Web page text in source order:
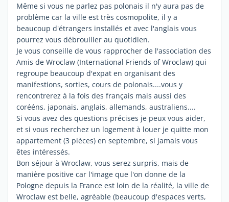
Même si vous ne parlez pas polonais il n'y aura pas de
problème car la ville est très cosmopolite, il y a
beaucoup d'étrangers installés et avec l'anglais vous
pourrez vous débrouiller au quotidien.
Je vous conseille de vous rapprocher de l'association des
Amis de Wroclaw (International Friends of Wroclaw) qui
regroupe beaucoup d'expat en organisant des
manifestions, sorties, cours de polonais....vous y
rencontrerez à la fois des français mais aussi des
corééns, japonais, anglais, allemands, australiens....
Si vous avez des questions précises je peux vous aider,
et si vous recherchez un logement à louer je quitte mon
appartement (3 pièces) en septembre, si jamais vous
êtes intéressés.
Bon séjour à Wroclaw, vous serez surpris, mais de
manière positive car l'image que l'on donne de la
Pologne depuis la France est loin de la réalité, la ville de
Wroclaw est belle, agréable (beaucoup d'espaces verts,